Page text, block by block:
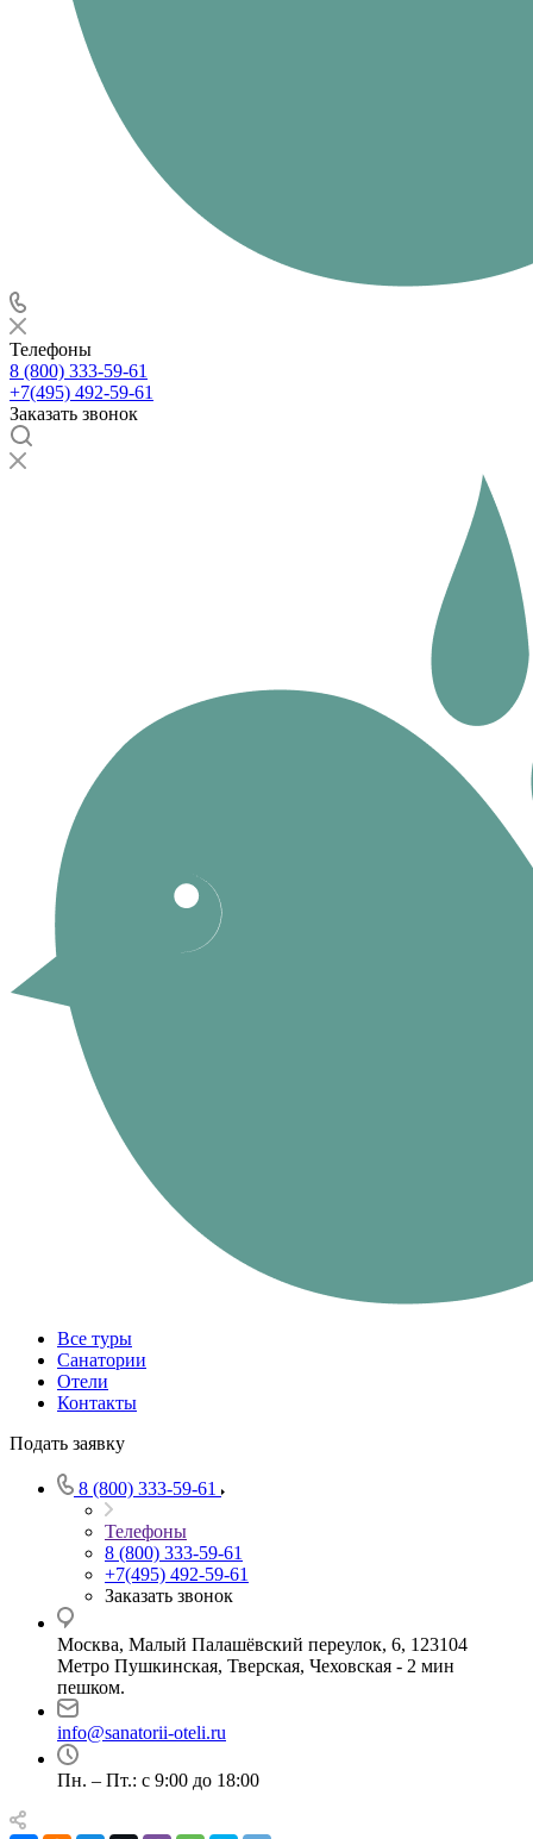
Телефоны
8 (800) 333-59-61
+7(495) 492-59-61
Заказать звонок
Все туры
Санатории
Отели
Контакты
Подать заявку
8 (800) 333-59-61
Телефоны
8 (800) 333-59-61
+7(495) 492-59-61
Заказать звонок
Москва, Малый Палашёвский переулок, 6, 123104
Метро Пушкинская, Тверская, Чеховская - 2 мин
пешком.
info@sanatorii-oteli.ru
Пн. – Пт.: с 9:00 до 18:00